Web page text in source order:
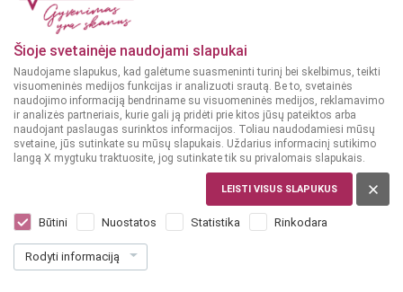
Šioje svetainėje naudojami slapukai
Naudojame slapukus, kad galėtume suasmeninti turinį bei skelbimus, teikti
visuomeninės medijos funkcijas ir analizuoti srautą. Be to, svetainės
naudojimo informaciją bendriname su visuomeninės medijos, reklamavimo
ir analizės partneriais, kurie gali ją pridėti prie kitos jūsų pateiktos arba
naudojant paslaugas surinktos informacijos. Toliau naudodamiesi mūsų
svetaine, jūs sutinkate su mūsų slapukais. Uždarius informacinį sutikimo
langą X mygtuku traktuosite, jog sutinkate tik su privalomais slapukais.
LEISTI VISUS SLAPUKUS
Būtini Nuostatos Statistika Rinkodara
Rodyti informaciją
Boschendal Boschenblanc 0,75 l
Dar nėra balsų, galite įvertinti
99